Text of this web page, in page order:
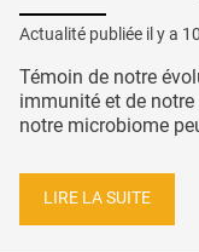
Actualité publiée il y a
Témoin de notre
immunité et de
notre microbiome
LIRE LA SUITE